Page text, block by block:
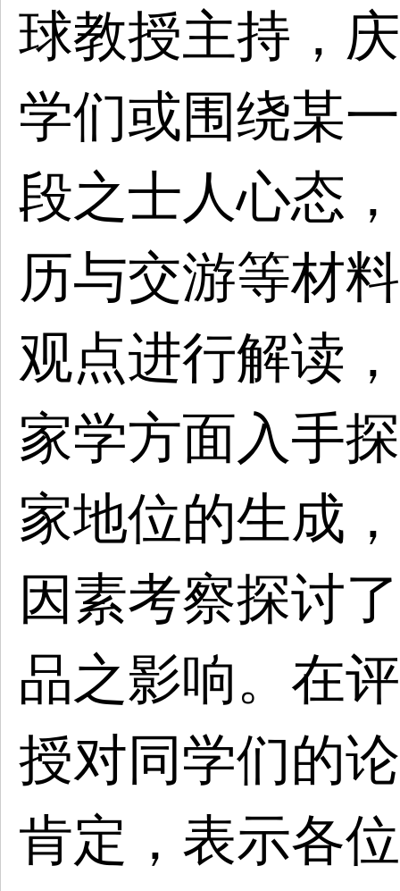
球教授主持，
学们或围绕某
段之士人心态
历与交游等材
观点进行解读
家学方面入手
家地位的生成
因素考察探讨
品之影响。在
授对同学们的
肯定，表示各